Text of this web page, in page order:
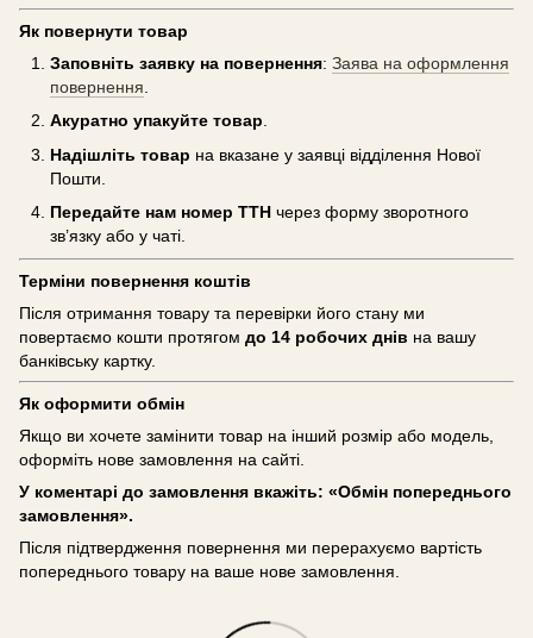
Як повернути товар
Заповніть заявку на повернення: Заява на оформлення
повернення
Акуратно упакуйте товар.
Надішліть товар на вказане у заявці відділення Нової
Пошти.
Передайте нам номер ТТН через форму зворотного
зв’язку або у чаті.
Терміни повернення коштів
Після отримання товару та перевірки його стану ми
повертаємо кошти протягом до 14 робочих днів на вашу
банківську картку.
Як оформити обмін
Якщо ви хочете замінити товар на інший розмір або модель,
оформіть нове замовлення на сайті.
У коментарі до замовлення вкажіть: «Обмін попереднього
замовлення».
Після підтвердження повернення ми перерахуємо вартість
попереднього товару на ваше нове замовлення.